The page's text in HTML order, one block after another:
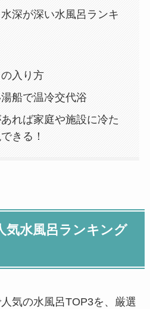
水深が深い水風呂ランキ
入り方
船で温冷交代浴
れば家庭や施設に冷た
きる！
気水風呂ランキング
気の水風呂TOP3を、厳選